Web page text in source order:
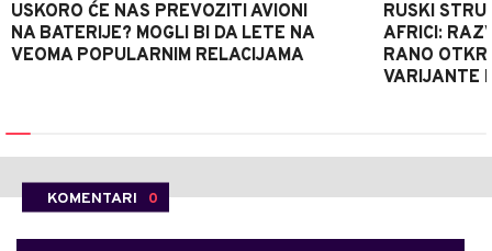
USKORO ĆE NAS PREVOZITI AVIONI
NA BATERIJE? MOGLI BI DA LETE NA
VEOMA POPULARNIM RELACIJAMA
RUSKI
AFRICI:
RANO
VARIJANTE
KOMENTARI 0